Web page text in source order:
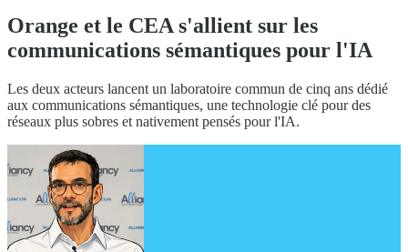
Orange et le CEA s'allient sur les
communications sémantiques pour l'IA
Les deux acteurs lancent un laboratoire commun de cinq ans dédié
aux communications sémantiques, une technologie clé pour des
réseaux plus sobres et nativement pensés pour l'IA.